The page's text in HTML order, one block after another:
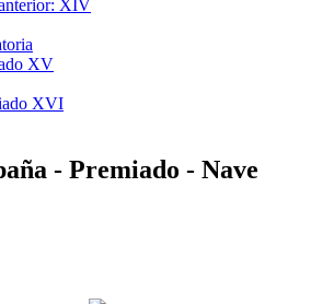
XIV
XV
XVI
- Premiado - Nave